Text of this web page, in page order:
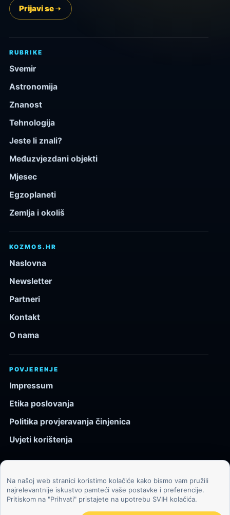
Prijavi se
RUBRIKE
Svemir
Astronomija
Znanost
Tehnologija
Jeste li znali?
Međuzvjezdani objekti
Mjesec
Egzoplaneti
Zemlja i okoliš
KOZMOS.HR
Naslovna
Newsletter
Partneri
Kontakt
O nama
POVJERENJE
Impressum
Etika poslovanja
Politika provjeravanja činjenica
Uvjeti korištenja
© 2026 Kozmos.hr. Sva prava pridržana.
Svemir, znanost, tehnologija i velike ideje za znatiželjne
čitatelje.
Na našoj web stranici koristimo kolačiće kako bismo vam pružili
najrelevantnije iskustvo pamteći vaše postavke i preferencije.
Pritiskom na "Prihvati" pristajete na upotrebu SVIH kolačića.